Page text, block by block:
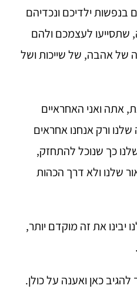
בנפשות ילדיכם ונכדיהם
שתסייעו לעצמכם ולהם
של אהבה, של שייכות ושל
אתה ואני האחראיים
ורק אנחנו אחראים
כך שנוכל להתחזק,
שלנו ולא דרך הכהות
יבינו את זה מוקדם יותר,
כאן ואענה על כולן.